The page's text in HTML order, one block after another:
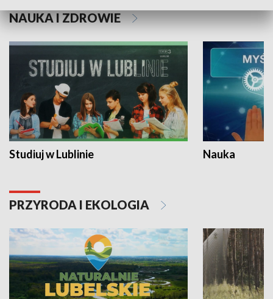
NAUKA I ZDROWIE
Studiuj w Lublinie Nauka
PRZYRODA I EKOLOGIA